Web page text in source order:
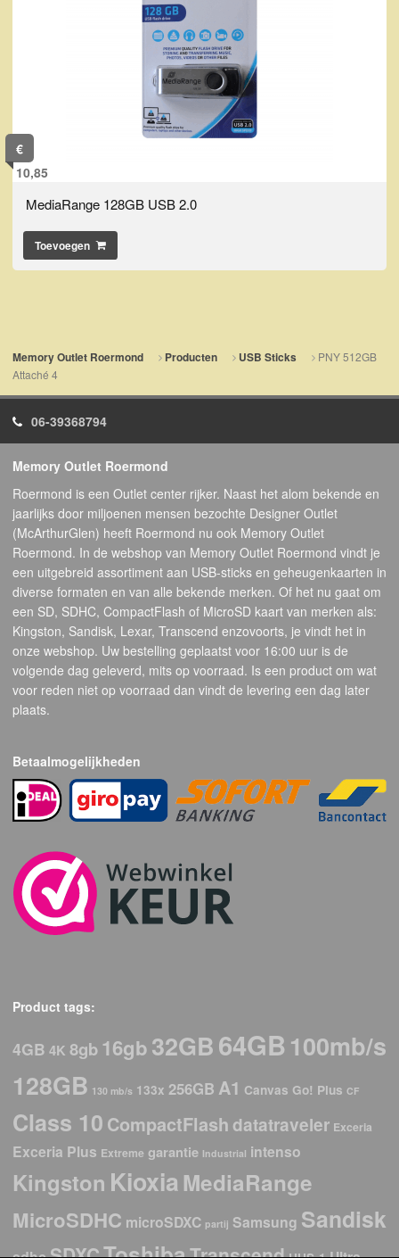
€
10,85
MediaRange 128GB USB 2.0
Toevoegen
Memory Outlet Roermond Producten USB Sticks
PNY 512GB
Attaché 4
06-39368794
Memory Outlet Roermond
Roermond is een Outlet center rijker. Naast het alom bekende en
jaarlijks door miljoenen mensen bezochte Designer Outlet
(McArthurGlen) heeft Roermond nu ook Memory Outlet
Roermond. In de webshop van Memory Outlet Roermond vindt je
een uitgebreid assortiment aan USB-sticks en geheugenkaarten in
diverse formaten en van alle bekende merken. Of het nu gaat om
een SD, SDHC, CompactFlash of MicroSD kaart van merken als:
Kingston, Sandisk, Lexar, Transcend enzovoorts, je vindt het in
onze webshop. Uw bestelling geplaatst voor 16:00 uur is de
volgende dag geleverd, mits op voorraad. Is een product om wat
voor reden niet op voorraad dan vindt de levering een dag later
plaats.
Betaalmogelijkheden
Product tags:
4GB 4K 8gb16gb32GB64GB100mb/s
128GB 130 mb/s 133x 256GB A1 Canvas Go! Plus CF
Class 10 CompactFlash datatraveler Exceria
Exceria Plus Extreme garantie Industrial intenso
Kingston Kioxia MediaRange
MicroSDHC microSDXC partij Samsung Sandisk